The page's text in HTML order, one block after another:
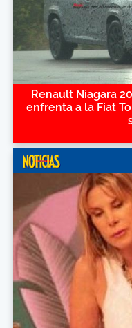
Renault Niagara
enfrenta a la Fiat